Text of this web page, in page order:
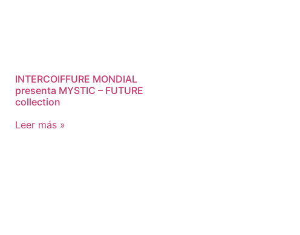
INTERCOIFFURE MONDIAL
presenta MYSTIC – FUTURE
collection
Leer más »